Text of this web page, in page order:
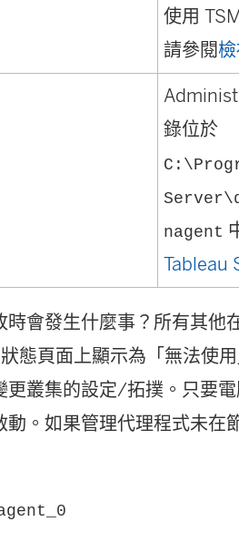
使用
請參閱
錄位於
nagent
Tableau
時會發生什麼事？所有其他
態頁面上顯示為「無法使
更叢集的設定/拓撲。只要
動。如果管理代理程式未在